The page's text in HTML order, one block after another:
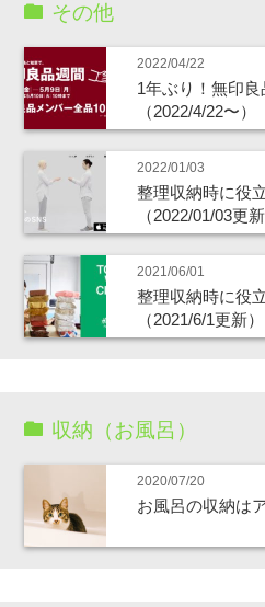
その他
2022/04/22
1年ぶり！無印
（2022/4/22〜）
2022/01/03
整理収納時に役
（2022/01/03更新
2021/06/01
整理収納時に役
（2021/6/1更新）
収納（お風呂）
2020/07/20
お風呂の収納は